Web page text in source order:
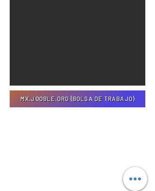
MX.JOOBLE.ORG (BOLSA DE TRABAJO)